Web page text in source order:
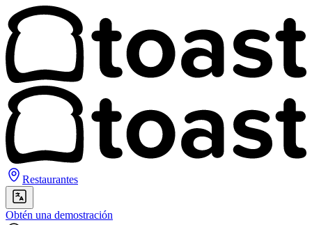
Restaurantes
Obtén una demostración